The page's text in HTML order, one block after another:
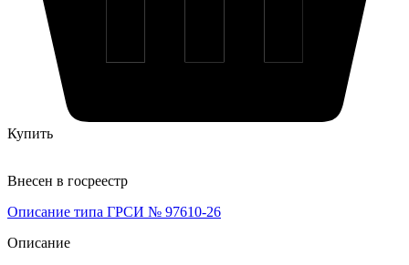
Купить
Внесен в госреестр
Описание типа ГРСИ № 97610-26
Описание